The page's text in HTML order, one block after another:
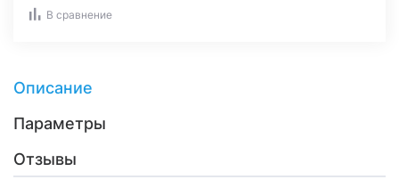
В сравнение
Описание
Параметры
Отзывы